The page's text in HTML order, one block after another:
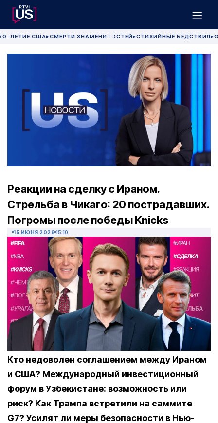
ЛЕТИЕ США▶СМЕРТИ ЗНАМЕНИТОСТЕЙ▶СТИХИЙНЫЕ БЕДСТВИЯ▶
Реакции на сделку с Ираном.
Стрельба в Чикаго: 20 пострадавших.
Погромы после победы Knicks
15 ИЮНЯ 2026 15:10
Кто недоволен соглашением между Ираном
и США? Международный инвестиционный
форум в Узбекистане: возможность или
риск? Как Трампа встретили на саммите
G7? Усилят ли меры безопасности в Нью-